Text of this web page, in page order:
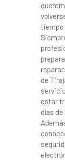
tiempo
de
estar
días de